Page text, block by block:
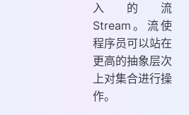
入的流
Stream。流使
程序员可以站在
更高的抽象层次
上对集合进行操
作。